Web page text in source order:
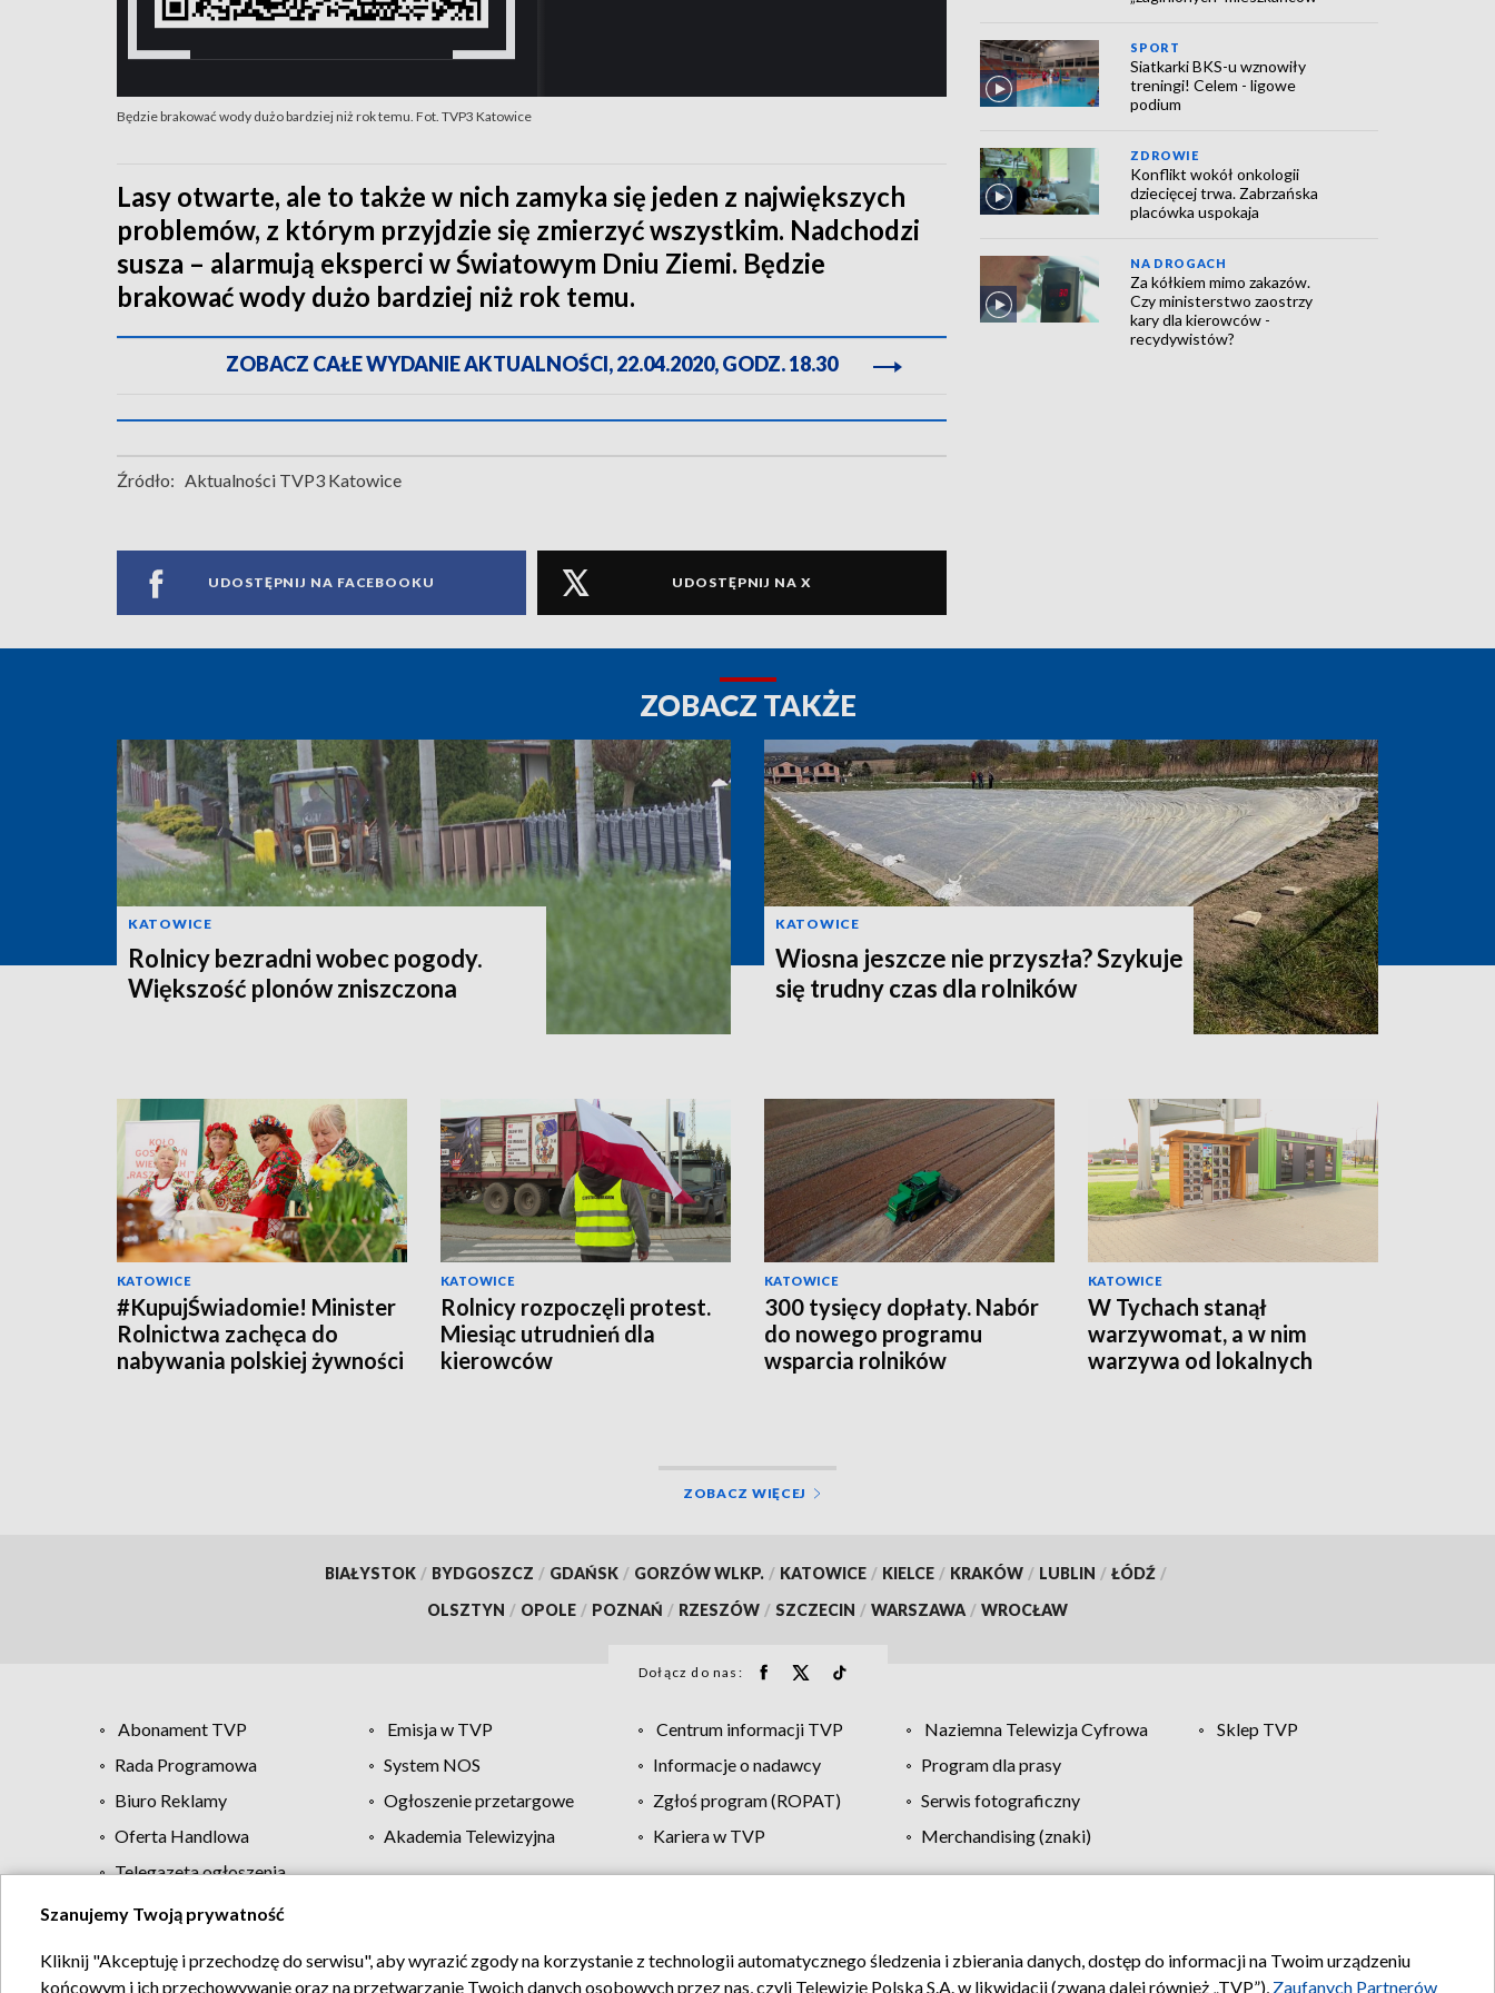
Będzie brakować wody dużo bardziej niż rok temu. Fot. TVP3 Katowice
Lasy otwarte, ale to także w nich zamyka się jeden z największych
problemów, z którym przyjdzie się zmierzyć wszystkim. Nadchodzi
susza – alarmują eksperci w Światowym Dniu Ziemi. Będzie
brakować wody dużo bardziej niż rok temu.
ZOBACZ CAŁE WYDANIE AKTUALNOŚCI, 22.04.2020, GODZ. 18.30
Źródło: Aktualności TVP3 Katowice
UDOSTĘPNIJ NA FACEBOOKU UDOSTĘPNIJ NA X
SPORT
Siatkarki BKS-u wznowiły
treningi! Celem - ligowe
podium
ZDROWIE
Konflikt wokół onkologii
dziecięcej trwa. Zabrzańska
placówka uspokaja
NA DROGACH
Za kółkiem mimo zakazów.
Czy ministerstwo zaostrzy
kary dla kierowców -
recydywistów?
ZOBACZ TAKŻE
KATOWICE
Rolnicy bezradni wobec pogody.
Większość plonów zniszczona
KATOWICE
Wiosna jeszcze nie przyszła? Szykuje
się trudny czas dla rolników
KATOWICE
#KupujŚwiadomie! Minister
Rolnictwa zachęca do
nabywania polskiej żywności
KATOWICE
Rolnicy rozpoczęli protest.
Miesiąc utrudnień dla
kierowców
KATOWICE
300 tysięcy dopłaty. Nabór
do nowego programu
wsparcia rolników
KATOWICE
W Tychach stanął
warzywomat, a w nim
warzywa od lokalnych
ZOBACZ WIĘCEJ
BIAŁYSTOK / BYDGOSZCZ / GDAŃSK / GORZÓW WLKP. / KATOWICE / KIELCE / KRAKÓW / LUBLIN / ŁÓDŹ /
OLSZTYN / OPOLE / POZNAŃ / RZESZÓW / SZCZECIN / WARSZAWA / WROCŁAW
Dołącz do nas:
Abonament TVP Emisja w TVP Centrum informacji TVP Naziemna Telewizja Cyfrowa
Sklep TVP
Rada Programowa
System NOS Informacje o nadawcy
Program dla prasy
Biuro Reklamy
Ogłoszenie przetargowe Zgłoś program (ROPAT)
Serwis fotograficzny
Oferta Handlowa
Akademia Telewizyjna Kariera w TVP
Merchandising (znaki)
Telegazeta ogłoszenia
Regulamin TVP Polityka prywatności Moje zgody Pomoc Biuro reklamy Kontakt
Szanujemy Twoją prywatność
Kliknij "Akceptuję i przechodzę do serwisu", aby wyrazić zgody na korzystanie z technologii automatycznego śledzenia i zbierania danych, dostęp do informacji na Twoim urządzeniu
końcowym i ich przechowywanie oraz na przetwarzanie Twoich danych osobowych przez nas, czyli Telewizję Polską S.A. w likwidacji (zwaną dalej również „TVP”), Zaufanych Partnerów